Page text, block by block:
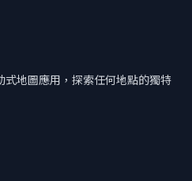
地圖應用，探索任何地點的獨特